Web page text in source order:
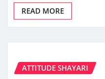
READ MORE
ATTITUDE SHAYARI